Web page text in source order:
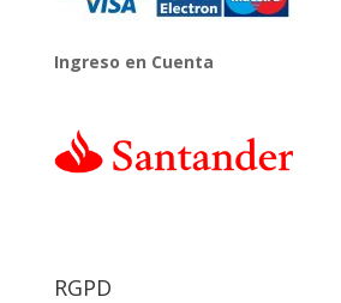
Ingreso en Cuenta
RGPD